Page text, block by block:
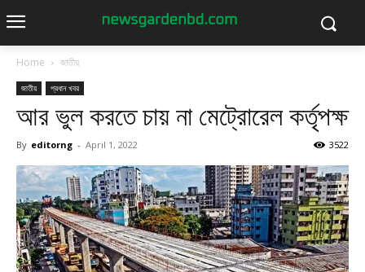
Home জাতীয়
জাতীয় প্রধান খবর
আর ভুল করতে চায় না মেট্রোরেল কর্তৃপক্ষ
By editorng - April 1, 2022 3522